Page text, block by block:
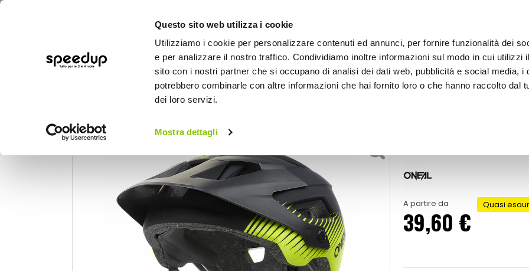
Questo sito web utilizza i cookie
Utilizziamo i cookie per personalizzare contenuti ed annunci, per fornire funzionalità dei
e per analizzare il nostro traffico. Condividiamo inoltre informazioni sul modo in cui utilizzi
sito con i nostri partner che si occupano di analisi dei dati web, pubblicità e social media, i
potrebbero combinarle con altre informazioni che hai fornito loro o che hanno raccolto dal
dei loro servizi.
Mostra dettagli
BICI OUTDOOR
Home
A partire da
39,60 €
Quasi